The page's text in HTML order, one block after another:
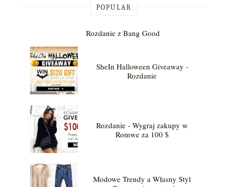
POPULAR
Rozdanie z Bang Good
SheIn Halloween Giveaway -
Rozdanie
Rozdanie - Wygraj zakupy w
Romwe za 100 $
Modowe Trendy a Własny Styl